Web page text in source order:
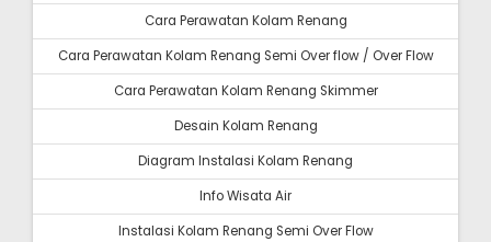
Cara Perawatan Kolam Renang
Cara Perawatan Kolam Renang Semi Over flow / Over Flow
Cara Perawatan Kolam Renang Skimmer
Desain Kolam Renang
Diagram Instalasi Kolam Renang
Info Wisata Air
Instalasi Kolam Renang Semi Over Flow